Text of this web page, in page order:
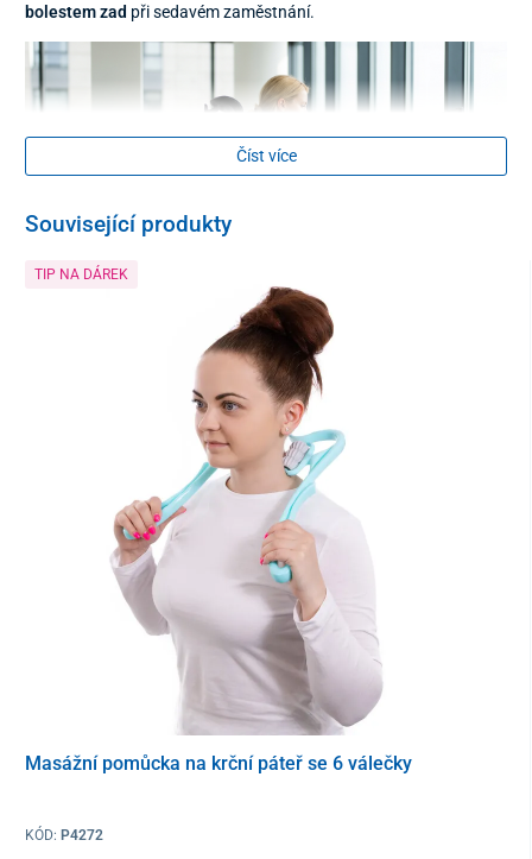
bolestem zad při sedavém zaměstnání.
Ergonomická podpora krční i bederní páteře
Kancelářská židle UNIZDRAV Comfy je vybavena
přizpůsobitelnou opěrkou beder a hlavy
přispívají k uvolnění napětí těla. Zatímco bederní opěrka zajišťuje
podporu spodní části zad, opěrka hlavy snižuje zátěž v
krční páteře a ramen . Proodlehčení předloktí
3D opěrky rukou
z měkčeného PU plastu, které můžete
výškově nastavovat, posouvat dopředu, dozadu a také natáčet
Číst více
Související produkty
TIP NA DÁREK
Masážní pomůcka na krční páteř se 6 válečky
KÓD: P4272